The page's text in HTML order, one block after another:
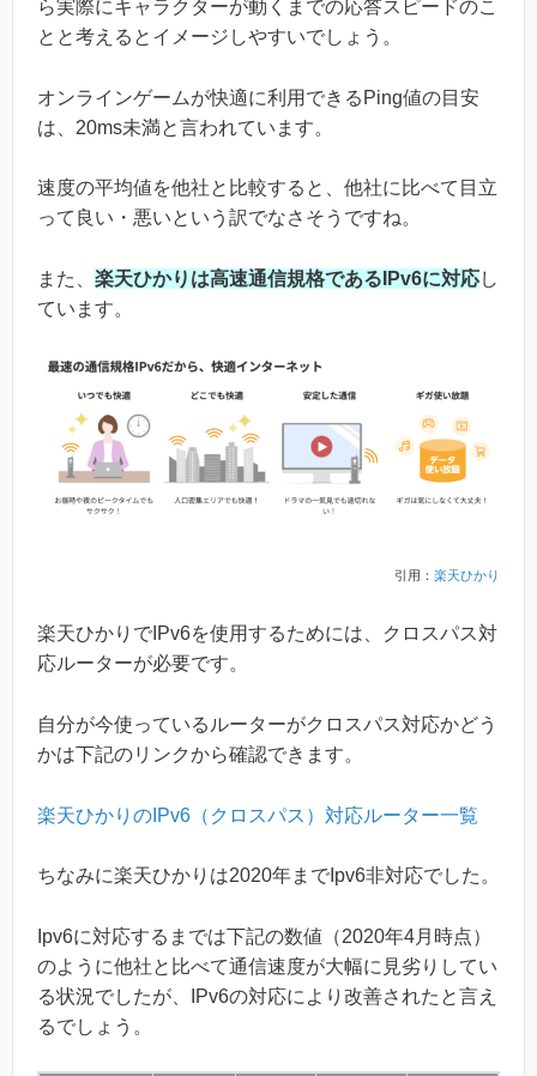
ら実際にキャラクターが動くまでの応答スピードのこ
とと考えるとイメージしやすいでしょう。
オンラインゲームが快適に利用できるPing値の目安
は、20ms未満と言われています。
速度の平均値を他社と比較すると、他社に比べて目立
って良い・悪いという訳でなさそうですね。
また、 楽天ひかりは高速通信規格であるIPv6に対応し
ています。
引用： 楽天ひかり
楽天ひかりでIPv6を使用するためには、クロスパス対
応ルーターが必要です。
自分が今使っているルーターがクロスパス対応かどう
かは下記のリンクから確認できます。
楽天ひかりのIPv6（クロスパス）対応ルーター一覧
ちなみに楽天ひかりは2020年までIpv6非対応でした。
Ipv6に対応するまでは下記の数値（2020年4月時点）
のように他社と比べて通信速度が大幅に見劣りしてい
る状況でしたが、IPv6の対応により改善されたと言え
るでしょう。